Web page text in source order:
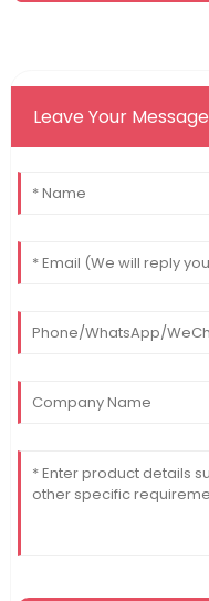
Leave Your Message